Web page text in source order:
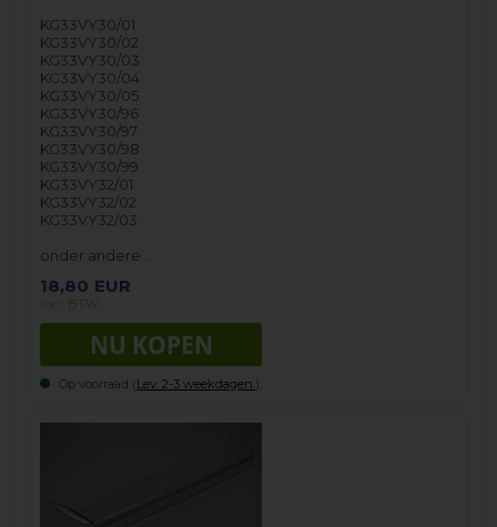
KG33VY30/01
KG33VY30/02
KG33VY30/03
KG33VY30/04
KG33VY30/05
KG33VY30/96
KG33VY30/97
KG33VY30/98
KG33VY30/99
KG33VY32/01
KG33VY32/02
KG33VY32/03
onder andere…
18,80 EUR
Op voorraad (Lev. 2-3 weekdagen. ).